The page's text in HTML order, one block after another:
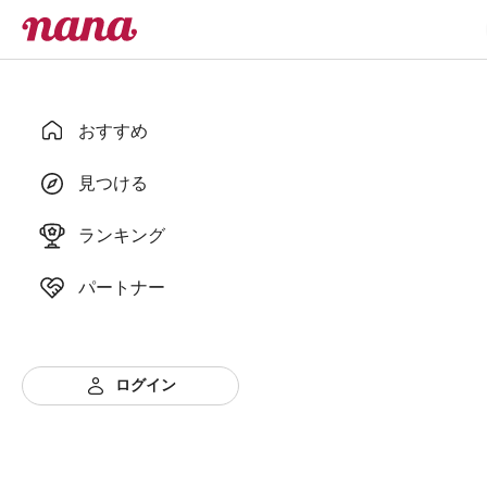
おすすめ
見つける
ランキング
パートナー
ログイン